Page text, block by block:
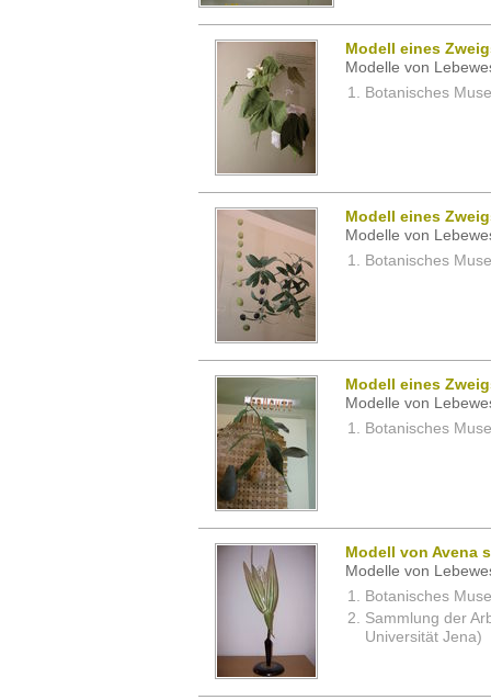
Modell eines
Modelle von
Botanisches
Modell eines
Modelle von
Botanisches
Modell eines
Modelle von
Botanisches
Modell von Avena
Modelle von
Botanisches
Sammlung der
Universität Jena)